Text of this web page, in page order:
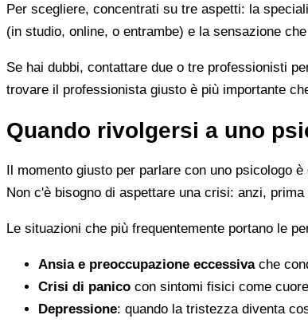
Per scegliere, concentrati su tre aspetti: la
(in studio, online, o entrambe) e la sensazione
Se hai dubbi, contattare due o tre professionisti
trovare il professionista giusto è più importante
Quando rivolgersi a uno
Il momento giusto per parlare con uno psicologo
Non c'è bisogno di aspettare una crisi: anzi,
Le situazioni che più frequentemente portano le
Ansia e preoccupazione eccessivache
Crisi di panico con sintomi fisici come
Depressione: quando la tristezza diventa